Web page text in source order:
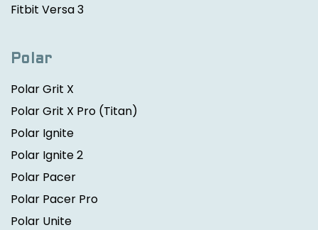
Fitbit Versa 3
Polar
Polar Grit X
Polar Grit X Pro (Titan)
Polar Ignite
Polar Ignite 2
Polar Pacer
Polar Pacer Pro
Polar Unite